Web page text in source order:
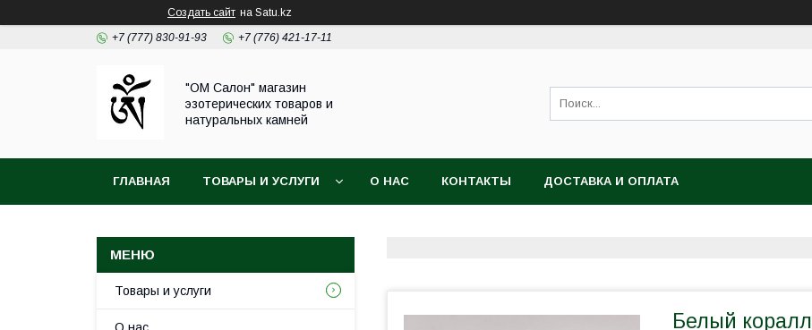
Создать сайт на Satu.kz
+7 (777) 830-91-93 +7 (776) 421-17-11
"ОМ Салон" магазин
эзотерических товаров и
натуральных камней
ГЛАВНАЯ ТОВАРЫ И УСЛУГИ О НАС КОНТАКТЫ ДОСТАВКА И ОПЛАТА
Белый коралл
Товары и услуги